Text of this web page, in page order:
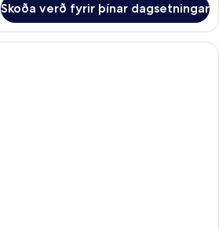
Skoða verð fyrir þínar dagsetningar
Íbúð | Míníbar, skrifborð, ókeypis